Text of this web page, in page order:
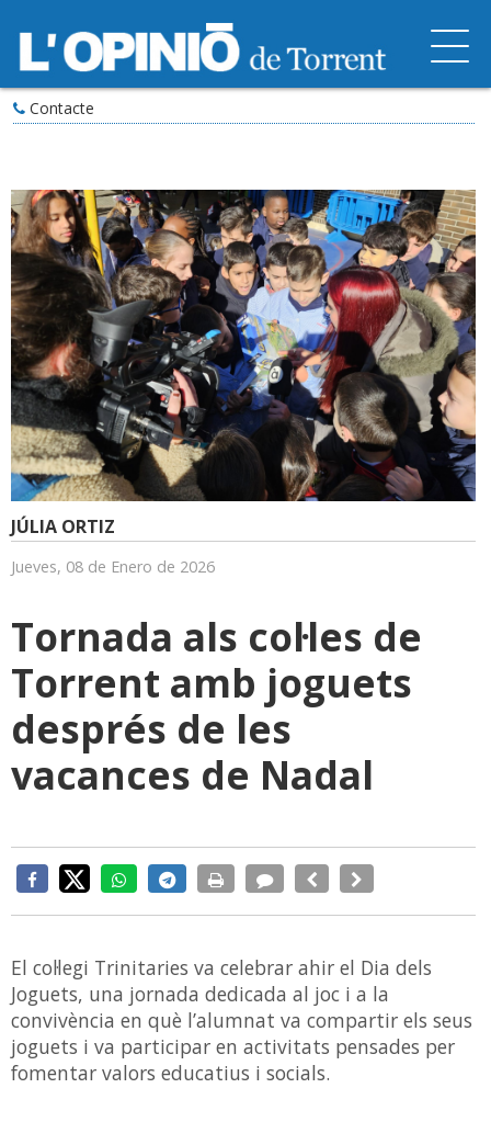
Contacte
JÚLIA ORTIZ
Jueves, 08 de Enero de 2026
Tornada als col·les de
Torrent amb joguets
després de les
vacances de Nadal
El col·legi Trinitaries va celebrar ahir el Dia dels
Joguets, una jornada dedicada al joc i a la
convivència en què l’alumnat va compartir els seus
joguets i va participar en activitats pensades per
fomentar valors educatius i socials.